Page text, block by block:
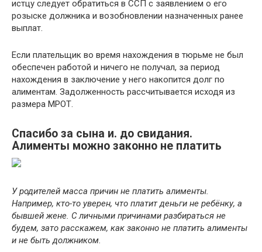
истцу следует обратиться в ССП с заявлением о его
розыске должника и возобновлении назначенных ранее
выплат.
Если плательщик во время нахождения в тюрьме не был
обеспечен работой и ничего не получал, за период
нахождения в заключение у него накопится долг по
алиментам. Задолженность рассчитывается исходя из
размера МРОТ.
Спасибо за сына и. до свидания.
Алименты можно законно не платить
У родителей масса причин не платить алименты.
Например, кто-то уверен, что платит деньги не ребёнку, а
бывшей жене. С личными причинами разбираться не
будем, зато расскажем, как законно не платить алименты
и не быть должником.